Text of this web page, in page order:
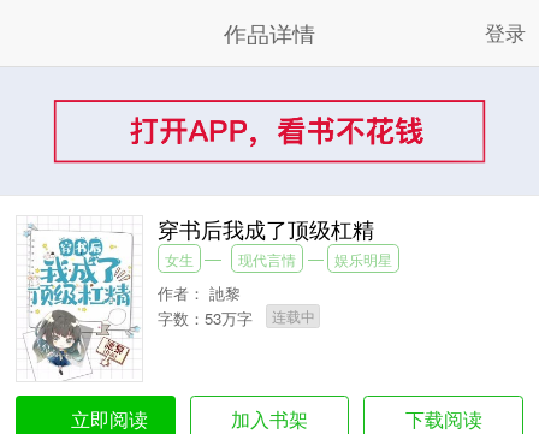
作品详情 登录
穿书后我成了顶级杠精
女生 现代言情 娱乐明星
作者： 訑黎
字数：53万字
连载中
立即阅读 加入书架 下载阅读